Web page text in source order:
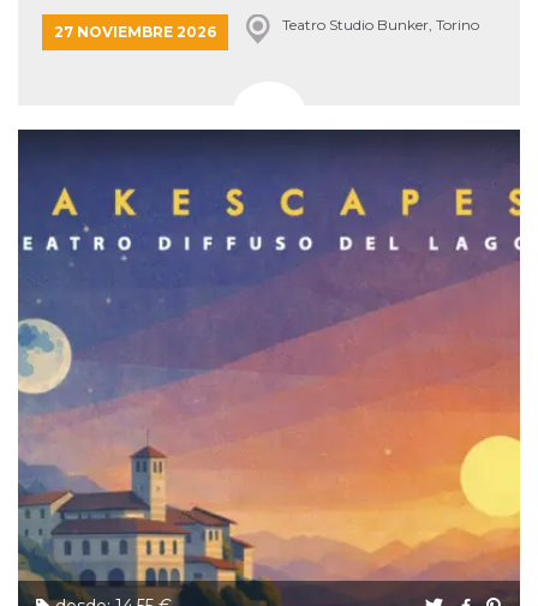
27 NOVIEMBRE 2026 Teatro Studio Bunker, Torino